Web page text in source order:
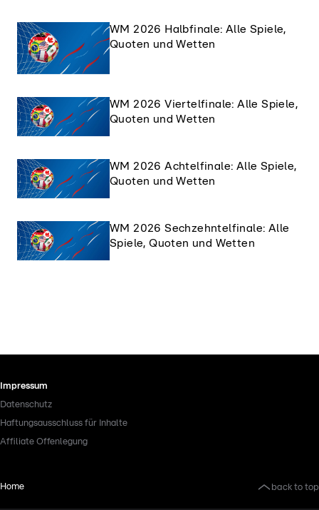
WM 2026 Halbfinale: Alle Spiele,
Quoten und Wetten
WM 2026 Viertelfinale: Alle Spiele,
Quoten und Wetten
WM 2026 Achtelfinale: Alle Spiele,
Quoten und Wetten
WM 2026 Sechzehntelfinale: Alle
Spiele, Quoten und Wetten
Impressum
Datenschutz
Haftungsausschluss für Inhalte
Affiliate Offenlegung
Home back to top